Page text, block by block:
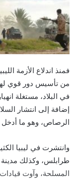
من تأسيس دور قوي
في البلاد، مستغلة
إضافة إلى انتشار
الرصاص، وهو ما أدخل
وانتشرت في ليبيا
طرابلس، وكذلك
المسلحة، وآوت